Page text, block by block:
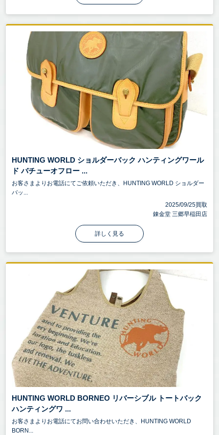
HUNTING WORLD ショルダーバック ハンティングワール
ド バチューオフロー ...
お客さまよりお電話にてご依頼いただき、HUNTING WORLD ショルダー
バッ...
2025/09/25買取
錬金堂 三郷早稲田店
詳しく見る
HUNTING WORLD BORNEO リバーシブル トートバック
ハンティングワ ...
お客さまよりお電話にてお問い合わせいただき、HUNTING WORLD
BORN...